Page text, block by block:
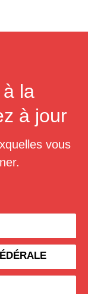
la
à jour
vous